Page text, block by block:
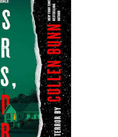
Olivier. Marlowe découvre une ville qu’il
la peur et le rigorisme de la Ligue,
rancœurs. La Dame d...